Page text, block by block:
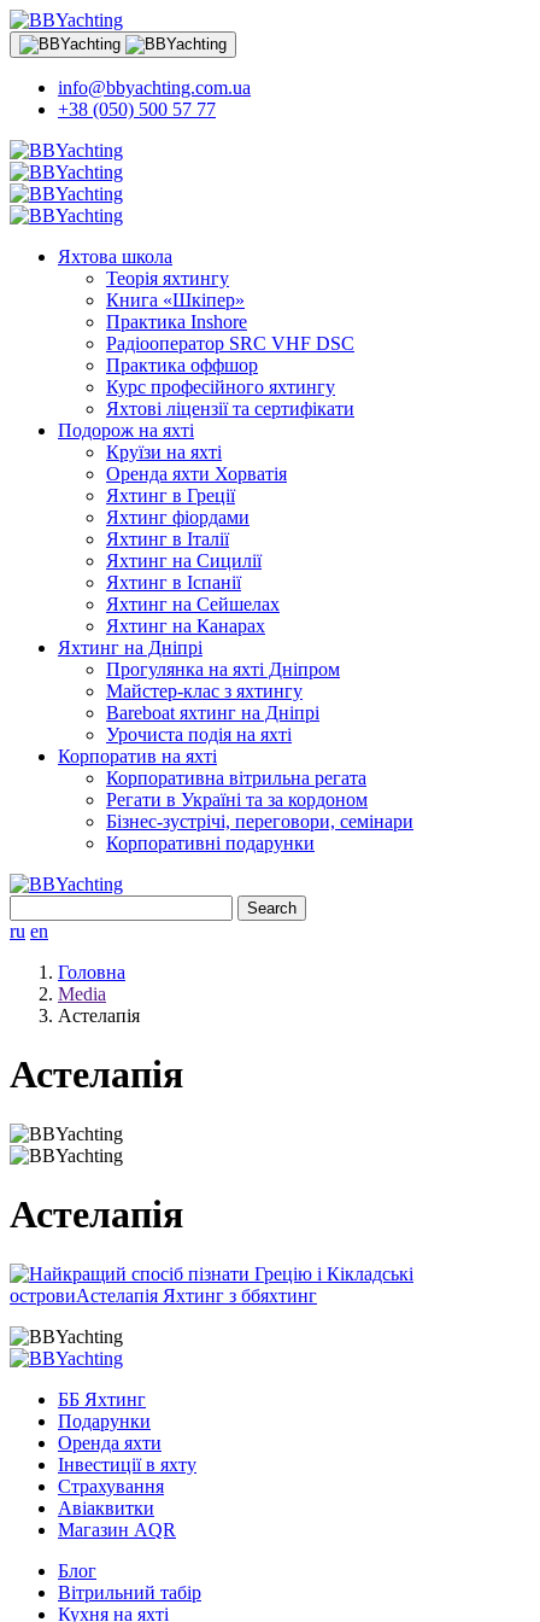
info@bbyachting.com.ua
+38 (050) 500 57 77
Яхтова школа
Теорія яхтингу
Книга «Шкіпер»
Практика Inshore
Радіооператор SRC VHF DSC
Практика оффшор
Курс професійного яхтингу
Яхтові ліцензії та сертифікати
Подорож на яхті
Круїзи на яхті
Оренда яхти Хорватія
Яхтинг в Греції
Яхтинг фіордами
Яхтинг в Італії
Яхтинг на Сицилії
Яхтинг в Іспанії
Яхтинг на Сейшелах
Яхтинг на Канарах
Яхтинг на Дніпрі
Прогулянка на яхті Дніпром
Майстер-клас з яхтингу
Bareboat яхтинг на Дніпрі
Урочиста подія на яхті
Корпоратив на яхті
Корпоративна вітрильна регата
Регати в Україні та за кордоном
Бізнес-зустрічі, переговори, семінари
Корпоративні подарунки
for:
ru en
Головна
Media
Астелапія
Астелапія
Астелапія
ББ Яхтинг
Подарунки
Оренда яхти
Інвестиції в яхту
Страхування
Авіаквитки
Магазин AQR
Блог
Вітрильний табір
Кухня на яхті